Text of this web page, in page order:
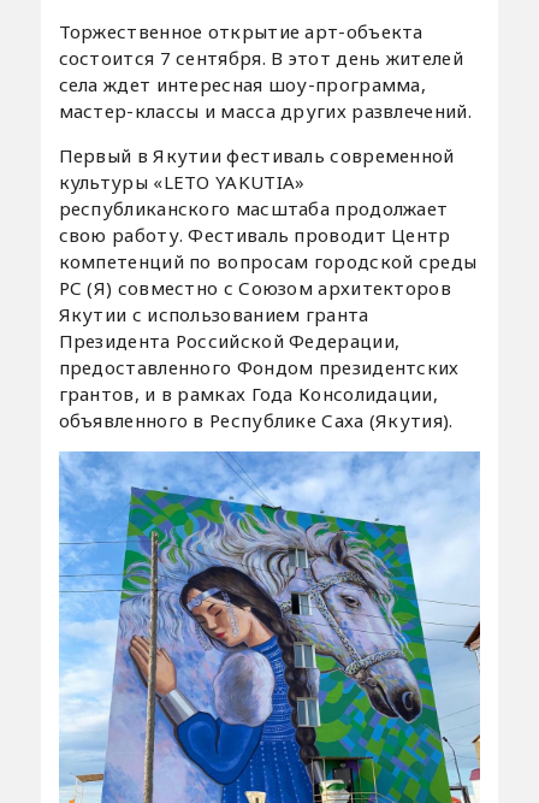
Торжественное открытие арт-объекта
состоится 7 сентября. В этот день жителей
села ждет интересная шоу-программа,
мастер-классы и масса других развлечений.
Первый в Якутии фестиваль современной
культуры «LETO YAKUTIA»
республиканского масштаба продолжает
свою работу. Фестиваль проводит Центр
компетенций по вопросам городской среды
РС (Я) совместно с Союзом архитекторов
Якутии с использованием гранта
Президента Российской Федерации,
предоставленного Фондом президентских
грантов, и в рамках Года Консолидации,
объявленного в Республике Саха (Якутия).